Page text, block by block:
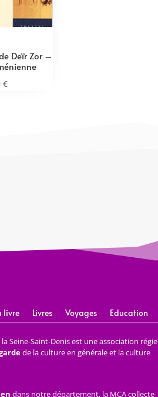
Deïr Zor –
€
livre Livres Voyages Education
Seine-Saint-Denis est une association régie
de la culture en générale et la culture
dans notre département, la MCA collecte